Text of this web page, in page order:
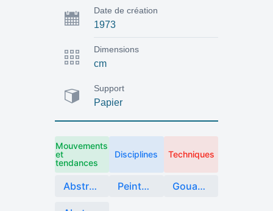
1973
Date de création
cm
Dimensions
Papier
Support
Mouvements
et
tendances
Abstraction
Disciplines
Peinture
Techniques
Gouache